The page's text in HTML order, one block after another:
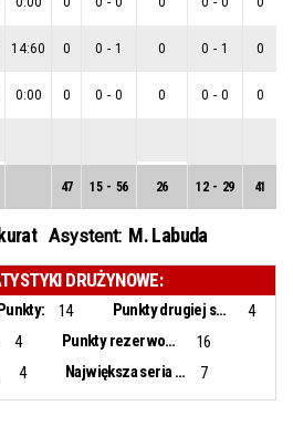
14:60 0 0 - 1 0 0 - 1 0
0:00 0 0 - 0 0 0 - 0 0
47 15 - 56 26 12 - 29 41
Asystent: M. Labuda
DRUŻYNOWE:
14 Punkty drugiej szansy:
4
4 Punkty rezerwowych:
16
4 Największa seria punktowa: 7